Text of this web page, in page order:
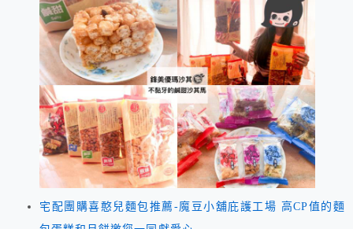
宅配團購喜憨兒麵包推薦-魔豆小舖庇護工場 高CP值的麵